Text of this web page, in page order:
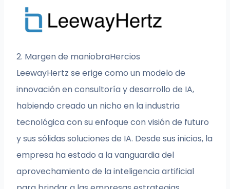
2. Margen de maniobraHercios
LeewayHertz se erige como un modelo de
innovación en consultoría y desarrollo de IA,
habiendo creado un nicho en la industria
tecnológica con su enfoque con visión de futuro
y sus sólidas soluciones de IA. Desde sus inicios, la
empresa ha estado a la vanguardia del
aprovechamiento de la inteligencia artificial